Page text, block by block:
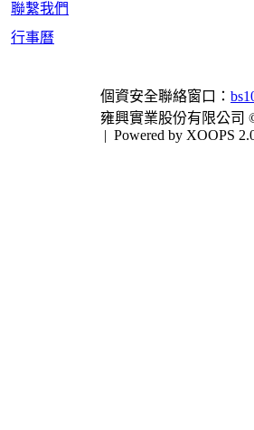
聯繫我們
行事曆
個資安全聯絡窗口：
雍興實業股份有限公司
| Powered by XOOPS